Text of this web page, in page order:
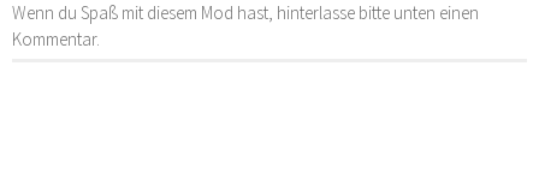
Wenn du Spaß mit diesem Mod hast, hinterlasse bitte unten einen
Kommentar.